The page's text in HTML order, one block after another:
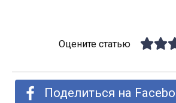
Оцените статью
Поделиться на